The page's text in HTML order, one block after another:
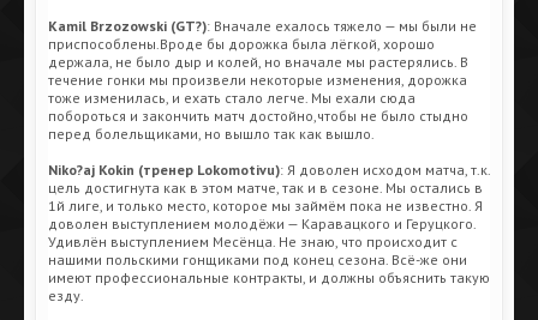
Kamil Brzozowski (GT?): Вначале ехалось тяжело — мы были не
приспособлены.Вроде бы дорожка была лёгкой, хорошо
держала, не было дыр и колей, но вначале мы растерялись. В
течение гонки мы произвели некоторые изменения, дорожка
тоже изменилась, и ехать стало легче. Мы ехали сюда
побороться и закончить матч достойно,чтобы не было стыдно
перед болельщиками, но вышло так как вышло.
Niko?aj Kokin (тренер Lokomotivu): Я доволен исходом матча, т.к.
цель достигнута как в этом матче, так и в сезоне. Мы остались в
1й лиге, и только место, которое мы займём пока не известно. Я
доволен выступлением молодёжи — Каравацкого и Геруцкого.
Удивлён выступлением Месёнца. Не знаю, что происходит с
нашими польскими гонщиками под конец сезона. Всё-же они
имеют профессиональные контракты, и должны объяснить такую
езду.